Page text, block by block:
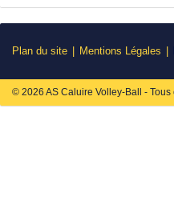
Plan du site Mentions Légales
© 2026 AS Caluire Volley-Ball - Tous